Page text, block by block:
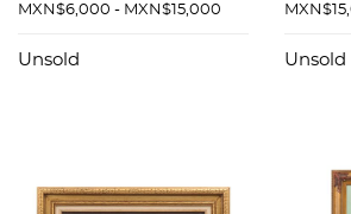
tela. Firmado "S.
cm
MXN$6,000 - MXN$15,000
Unsold
sobre
cm
Unsold